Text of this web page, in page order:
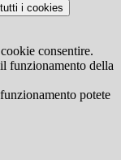
i cookies
consentire.
funzionamento della
potete